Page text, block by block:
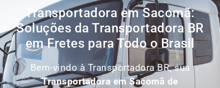
Transportadora em Sacomã:
Soluções da Transportadora BR
em Fretes para Todo o Brasil
Bem-vindo à Transportadora BR, sua
Transportadora em Sacomã de